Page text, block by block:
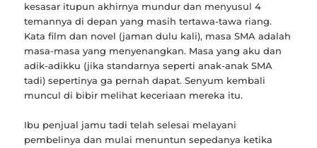
kesasar itupun akhirnya mundur dan menyusul 4
temannya di depan yang masih tertawa-tawa riang.
Kata film dan novel (jaman dulu kali), masa SMA adalah
masa-masa yang menyenangkan. Masa yang aku dan
adik-adikku (jika standarnya seperti anak-anak SMA
tadi) sepertinya ga pernah dapat. Senyum kembali
muncul di bibir melihat keceriaan mereka itu.
Ibu penjual jamu tadi telah selesai melayani
pembelinya dan mulai menuntun sepedanya ketika